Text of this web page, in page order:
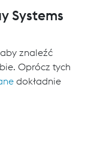
Systems
znaleźć
Oprócz tych
dokładnie